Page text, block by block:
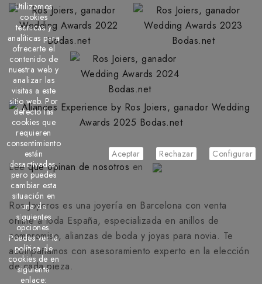
Leeque opinan de nosotros en
Utilizamos
cookies
técnicas y
analíticas para
ofrecerte el
contenido de
nuestra web y
analizar las
visitas a este
sitio web. Por
defecto las
cookies que
requieren
consentimiento
están
desactivadas,
pero puedes
cambiar esta
situación en
una de
siguientes
opciones.
Puedes ver la
política de
cookies de en
siguiente
enlace:
Aceptar Rechazar Configurar
Ros Joyeros es una joyería en Barcelona con venta
online a toda España, especializada en anillos de
compromiso, alianzas de boda y joyas para novia. Te
acompañamos con asesoramiento experto en la elección
de cada pieza.